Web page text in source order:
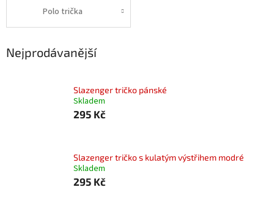
Polo trička
Nejprodávanější
Slazenger tričko pánské
Skladem
295 Kč
Slazenger tričko s kulatým výstřihem modré
Skladem
295 Kč